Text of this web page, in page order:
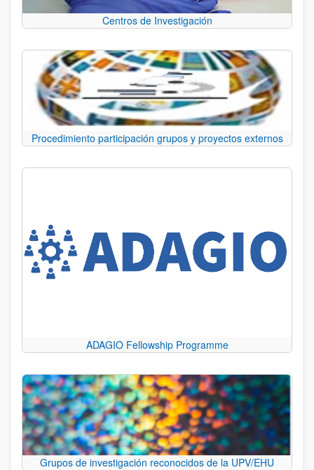
Centros de Investigación
Procedimiento participación grupos y proyectos externos
ADAGIO Fellowship Programme
Grupos de investigación reconocidos de la UPV/EHU